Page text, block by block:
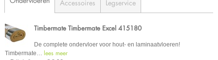
Accessoires Legservice
Timbermate Timbermate Excel 415180
De complete ondervloer voor hout- en laminaatvloeren!
Timbermate
lees meer